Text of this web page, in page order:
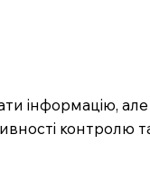
інформацію, але
контролю та